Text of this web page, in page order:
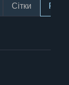
Сітки